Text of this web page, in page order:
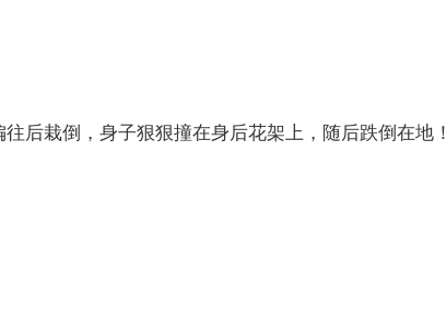
后栽倒，身子狠狠撞在身后花架上，随后跌倒在地！